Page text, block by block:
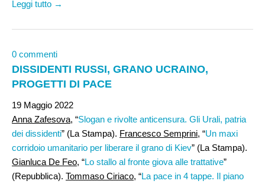
Leggi tutto →
0 commenti
DISSIDENTI RUSSI, GRANO UCRAINO,
PROGETTI DI PACE
19 Maggio 2022
Anna Zafesova, “Slogan e rivolte anticensura. Gli Urali, patria
dei dissidenti” (La Stampa). Francesco Semprini, “Un maxi
corridoio umanitario per liberare il grano di Kiev” (La Stampa).
Gianluca De Feo, “Lo stallo al fronte giova alle trattative”
(Repubblica). Tommaso Ciriaco, “La pace in 4 tappe. Il piano